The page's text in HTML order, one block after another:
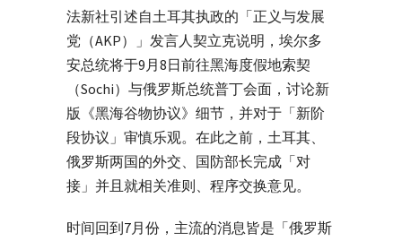
法新社引述自土耳其执政的「正义与发展
党（AKP）」发言人契立克说明，埃尔多
安总统将于9月8日前往黑海度假地索契
（Sochi）与俄罗斯总统普丁会面，讨论新
版《黑海谷物协议》细节，并对于「新阶
段协议」审慎乐观。在此之前，土耳其、
俄罗斯两国的外交、国防部长完成「对
接」并且就相关准则、程序交换意见。
时间回到7月份，主流的消息皆是「俄罗斯